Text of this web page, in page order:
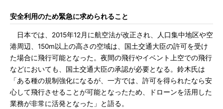
安全利用のため緊急に求められること
日本では、2015年12月に航空法が改正され、人口集中地区や空
港周辺、150m以上の高さの空域は、国土交通大臣の許可を受け
た場合に飛行可能となった。夜間の飛行やイベント上空での飛行
などにおいても、国土交通大臣の承認が必要となる。鈴木氏は
「ある種の規制強化になるが、一方では、許可を得られたなら安
心して飛行させることが可能となったため、ドローンを活用した
業務が非常に活発となった」と語る。